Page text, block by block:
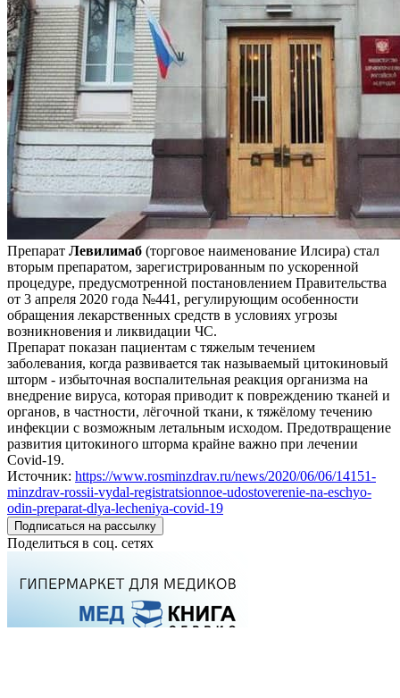
Препарат Левилимаб (торговое наименование Илсира) стал
вторым препаратом, зарегистрированным по ускоренной
процедуре, предусмотренной постановлением Правительства
от 3 апреля 2020 года №441, регулирующим особенности
обращения лекарственных средств в условиях угрозы
возникновения и ликвидации ЧС.
Препарат показан пациентам с тяжелым течением
заболевания, когда развивается так называемый цитокиновый
шторм - избыточная воспалительная реакция организма на
внедрение вируса, которая приводит к повреждению тканей и
органов, в частности, лёгочной ткани, к тяжёлому течению
инфекции с возможным летальным исходом. Предотвращение
развития цитокиного шторма крайне важно при лечении
Covid-19.
Источник: https://www.rosminzdrav.ru/news/2020/06/06/14151-
minzdrav-rossii-vydal-registratsionnoe-udostoverenie-na-eschyo-
odin-preparat-dlya-lecheniya-covid-19
Подписаться на рассылку
Поделиться в соц. сетях